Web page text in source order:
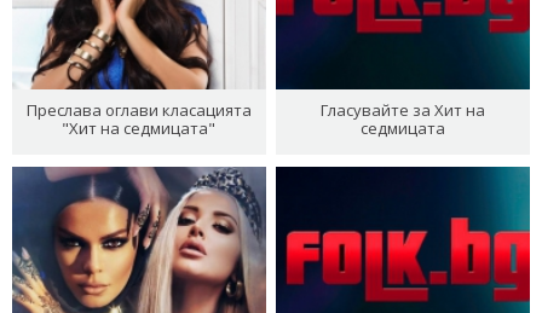
Преслава оглави класацията
"Хит на седмицата"
Гласувайте за Хит на
седмицата